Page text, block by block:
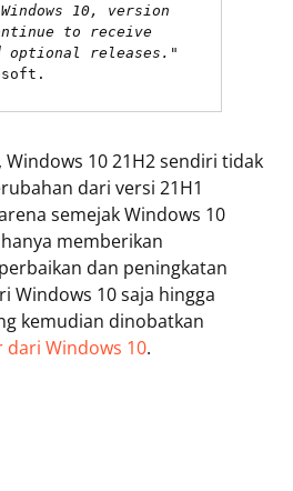
10, version
to receive
optional releases."
Windows 10 21H2 sendiri tidak
dari versi 21H1
semejak Windows 10
memberikan
dan peningkatan
Windows 10 saja hingga
kemudian dinobatkan
Windows 10.